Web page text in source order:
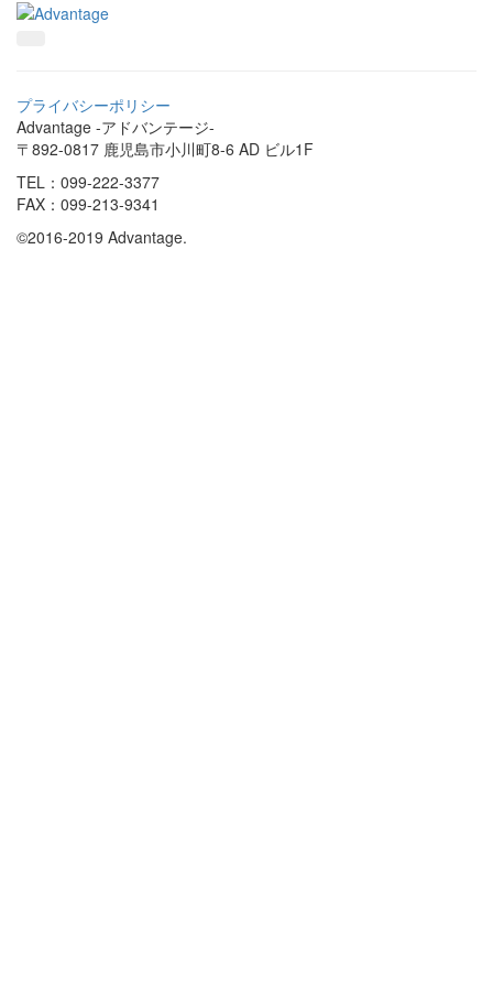
プライバシーポリシー
Advantage -アドバンテージ-
〒892-0817 鹿児島市小川町8-6 AD ビル1F
TEL：099-222-3377
FAX：099-213-9341
©2016-2019 Advantage.